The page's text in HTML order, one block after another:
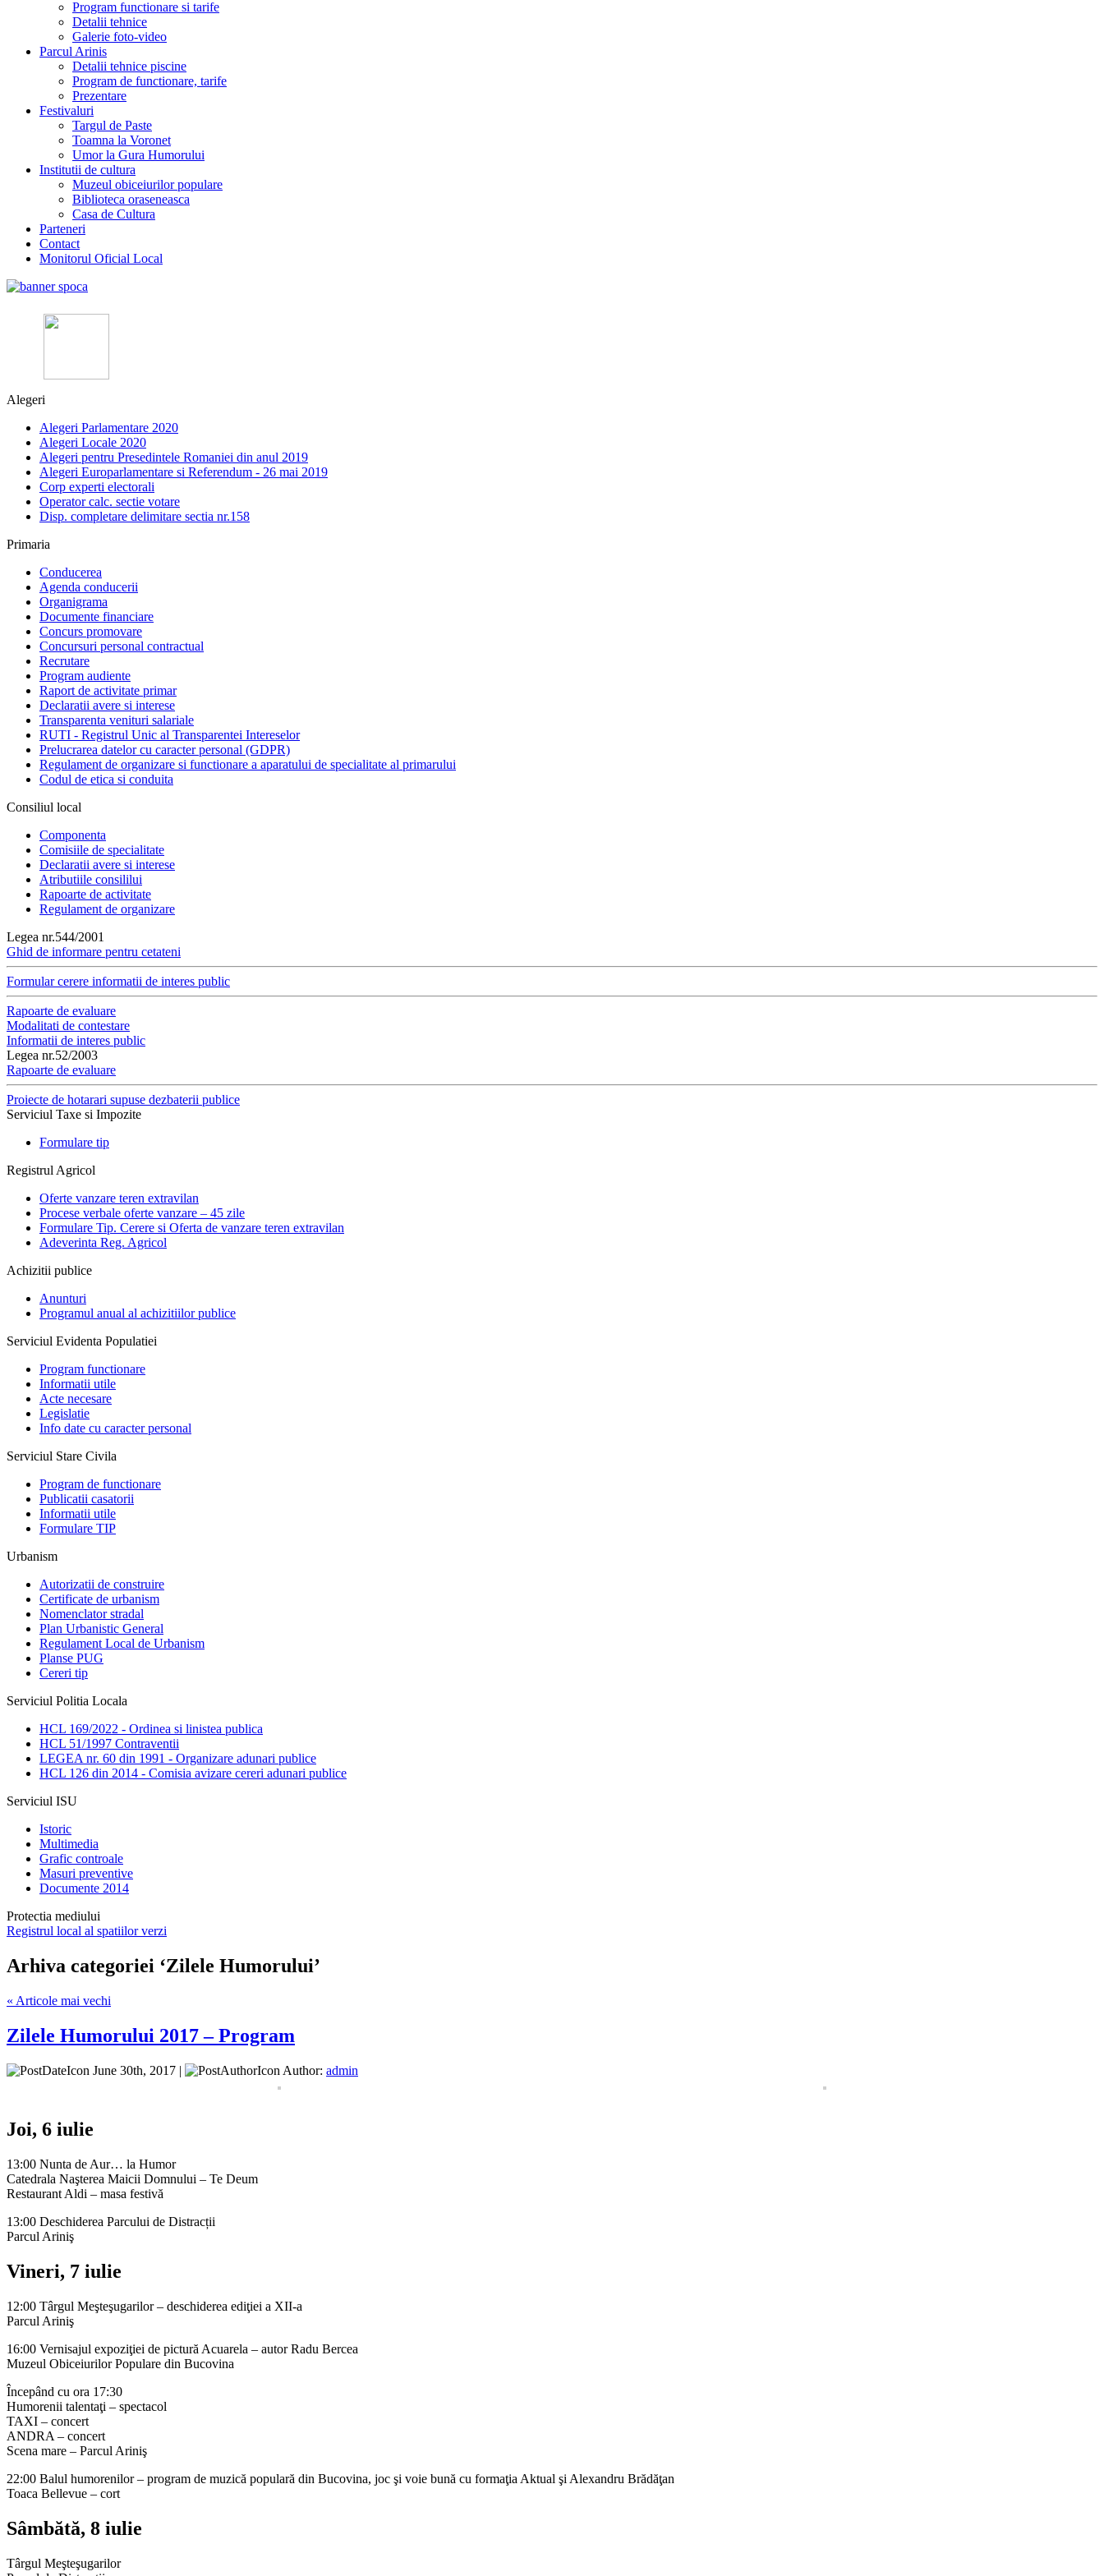
Program functionare si tarife
Detalii tehnice
Galerie foto-video
Parcul Arinis
Detalii tehnice piscine
Program de functionare, tarife
Prezentare
Festivaluri
Targul de Paste
Toamna la Voronet
Umor la Gura Humorului
Institutii de cultura
Muzeul obiceiurilor populare
Biblioteca oraseneasca
Casa de Cultura
Parteneri
Contact
Monitorul Oficial Local
Alegeri
Alegeri Parlamentare 2020
Alegeri Locale 2020
Alegeri pentru Presedintele Romaniei din anul 2019
Alegeri Europarlamentare si Referendum - 26 mai 2019
Corp experti electorali
Operator calc. sectie votare
Disp. completare delimitare sectia nr.158
Primaria
Conducerea
Agenda conducerii
Organigrama
Documente financiare
Concurs promovare
Concursuri personal contractual
Recrutare
Program audiente
Raport de activitate primar
Declaratii avere si interese
Transparenta venituri salariale
RUTI - Registrul Unic al Transparentei Intereselor
Prelucrarea datelor cu caracter personal (GDPR)
Regulament de organizare si functionare a aparatului de specialitate al primarului
Codul de etica si conduita
Consiliul local
Componenta
Comisiile de specialitate
Declaratii avere si interese
Atributiile consililui
Rapoarte de activitate
Regulament de organizare
Legea nr.544/2001
Ghid de informare pentru cetateni
Formular cerere informatii de interes public
Rapoarte de evaluare
Modalitati de contestare
Informatii de interes public
Legea nr.52/2003
Rapoarte de evaluare
Proiecte de hotarari supuse dezbaterii publice
Serviciul Taxe si Impozite
Formulare tip
Registrul Agricol
Oferte vanzare teren extravilan
Procese verbale oferte vanzare – 45 zile
Formulare Tip. Cerere si Oferta de vanzare teren extravilan
Adeverinta Reg. Agricol
Achizitii publice
Anunturi
Programul anual al achizitiilor publice
Serviciul Evidenta Populatiei
Program functionare
Informatii utile
Acte necesare
Legislatie
Info date cu caracter personal
Serviciul Stare Civila
Program de functionare
Publicatii casatorii
Informatii utile
Formulare TIP
Urbanism
Autorizatii de construire
Certificate de urbanism
Nomenclator stradal
Plan Urbanistic General
Regulament Local de Urbanism
Planse PUG
Cereri tip
Serviciul Politia Locala
HCL 169/2022 - Ordinea si linistea publica
HCL 51/1997 Contraventii
LEGEA nr. 60 din 1991 - Organizare adunari publice
HCL 126 din 2014 - Comisia avizare cereri adunari publice
Serviciul ISU
Istoric
Multimedia
Grafic controale
Masuri preventive
Documente 2014
Protectia mediului
Registrul local al spatiilor verzi
Arhiva categoriei ‘Zilele Humorului’
« Articole mai vechi
Zilele Humorului 2017 – Program
June 30th, 2017 | Author: admin
Joi, 6 iulie
13:00 Nunta de Aur… la Humor
Catedrala Naşterea Maicii Domnului – Te Deum
Restaurant Aldi – masa festivă
13:00 Deschiderea Parcului de Distracții
Parcul Ariniş
Vineri, 7 iulie
12:00 Târgul Meşteşugarilor – deschiderea ediţiei a XII-a
Parcul Ariniş
16:00 Vernisajul expoziţiei de pictură Acuarela – autor Radu Bercea
Muzeul Obiceiurilor Populare din Bucovina
Începând cu ora 17:30
Humorenii talentaţi – spectacol
TAXI – concert
ANDRA – concert
Scena mare – Parcul Ariniş
22:00 Balul humorenilor – program de muzică populară din Bucovina, joc şi voie bună cu formaţia Aktual şi Alexandru Brădăţan
Toaca Bellevue – cort
Sâmbătă, 8 iulie
Târgul Meşteşugarilor